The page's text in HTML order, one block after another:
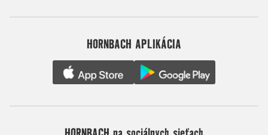
HORNBACH APLIKÁCIA